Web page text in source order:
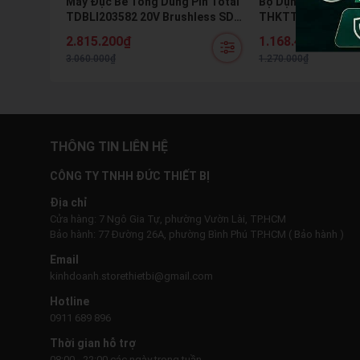
TDBLI203582 20V Brushless SDS
2.815.200₫
3.060.000₫
THKTTHP61757
Kèm Búa Kìm Mỏ
Chính Hãng
1.168.400₫
1.270.000₫
THÔNG TIN LIÊN HỆ
CÔNG TY TNHH ĐỨC THIẾT BỊ
Địa chỉ
Cửa hàng: 7 Ngô Gia Tự, phường Vườn Lài, TP.HCM
Bảo hành: 77 Đường 26A, phường Bình Phú TP.HCM ( Bảo hành )
Email
kinhdoanh.storethietbi@gmail.com
Hotline
0911 689 896
Thời gian hỗ trợ